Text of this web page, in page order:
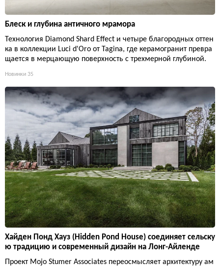
Блеск и глубина античного мрамора
Технология Diamond Shard Effect и четыре благородных оттен
ка в коллекции Luci d'Oro от Tagina, где керамогранит превра
щается в мерцающую поверхность с трехмерной глубиной.
Новинки 35
Хайден Понд Хауз (Hidden Pond House) соединяет сельску
ю традицию и современный дизайн на Лонг-Айленде
Проект Mojo Stumer Associates переосмысляет архитектуру ам